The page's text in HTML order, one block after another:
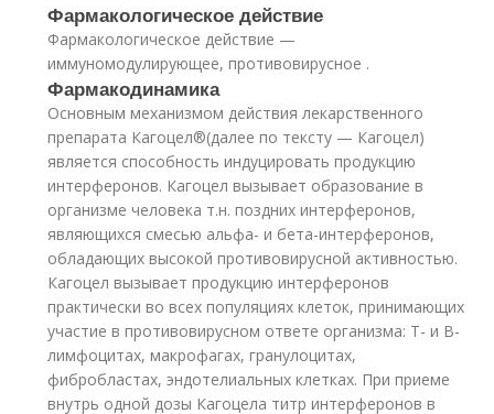
Фармакологическое действие
Фармакологическое действие —
иммуномодулирующее, противовирусное .
Фармакодинамика
Основным механизмом действия лекарственного
препарата Кагоцел®(далее по тексту — Кагоцел)
является способность индуцировать продукцию
интерферонов. Кагоцел вызывает образование в
организме человека т.н. поздних интерферонов,
являющихся смесью альфа- и бета-интерферонов,
обладающих высокой противовирусной активностью.
Кагоцел вызывает продукцию интерферонов
практически во всех популяциях клеток, принимающих
участие в противовирусном ответе организма: Т- и В-
лимфоцитах, макрофагах, гранулоцитах,
фибробластах, эндотелиальных клетках. При приеме
внутрь одной дозы Кагоцела титр интерферонов в